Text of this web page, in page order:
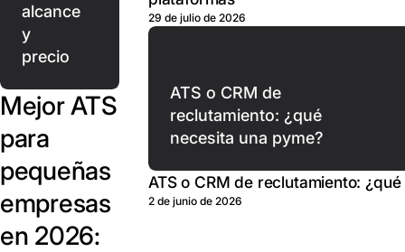
alcance
y
precio
Mejor ATS
para
pequeñas
empresas
en 2026:
29 de julio de 2026
ATS o CRM de
reclutamiento: ¿qué
necesita una pyme?
ATS o CRM de reclutamiento:
2 de junio de 2026